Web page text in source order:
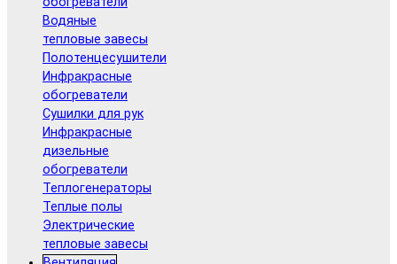
Водяные
тепловые завесы
Полотенцесушители
Инфракрасные
обогреватели
Сушилки для рук
Инфракрасные
дизельные
обогреватели
Теплогенераторы
Теплые полы
Электрические
тепловые завесы